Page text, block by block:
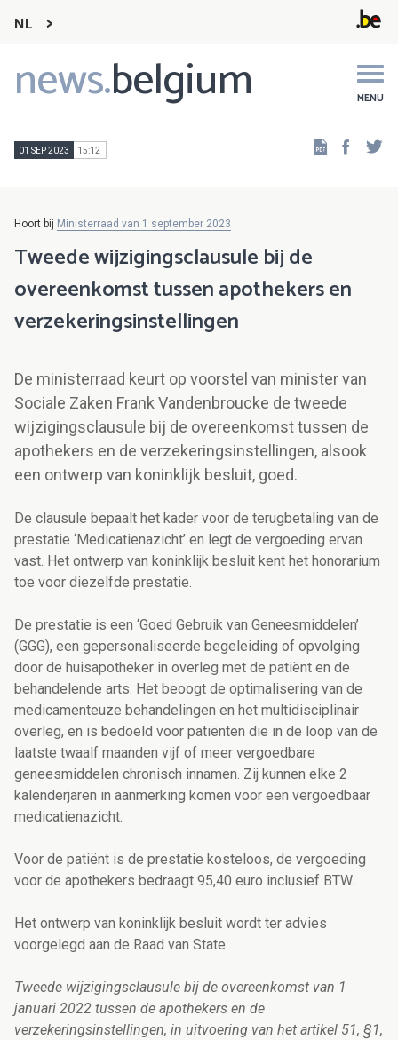
NL
news.belgium MENU
Main
navigation
01 SEP 2023 15:12
Hoort bij Ministerraad van 1 september 2023
Tweede wijzigingsclausule bij de
overeenkomst tussen apothekers en
verzekeringsinstellingen
De ministerraad keurt op voorstel van minister van
Sociale Zaken Frank Vandenbroucke de tweede
wijzigingsclausule bij de overeenkomst tussen de
apothekers en de verzekeringsinstellingen, alsook
een ontwerp van koninklijk besluit, goed.
De clausule bepaalt het kader voor de terugbetaling van de
prestatie ‘Medicatienazicht’ en legt de vergoeding ervan
vast. Het ontwerp van koninklijk besluit kent het honorarium
toe voor diezelfde prestatie.
De prestatie is een ‘Goed Gebruik van Geneesmiddelen’
(GGG), een gepersonaliseerde begeleiding of opvolging
door de huisapotheker in overleg met de patiënt en de
behandelende arts. Het beoogt de optimalisering van de
medicamenteuze behandelingen en het multidisciplinair
overleg, en is bedoeld voor patiënten die in de loop van de
laatste twaalf maanden vijf of meer vergoedbare
geneesmiddelen chronisch innamen. Zij kunnen elke 2
kalenderjaren in aanmerking komen voor een vergoedbaar
medicatienazicht.
Voor de patiënt is de prestatie kosteloos, de vergoeding
voor de apothekers bedraagt 95,40 euro inclusief BTW.
Het ontwerp van koninklijk besluit wordt ter advies
voorgelegd aan de Raad van State.
Tweede wijzigingsclausule bij de overeenkomst van 1
januari 2022 tussen de apothekers en de
verzekeringsinstellingen, in uitvoering van het artikel 51, §1,